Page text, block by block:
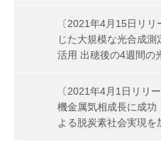
〔2021年4月15日リ
じた大規模な光合成
活用 出穂後の4週間の
〔2021年4月1日リリ
機金属気相成長に成
よる脱炭素社会実現